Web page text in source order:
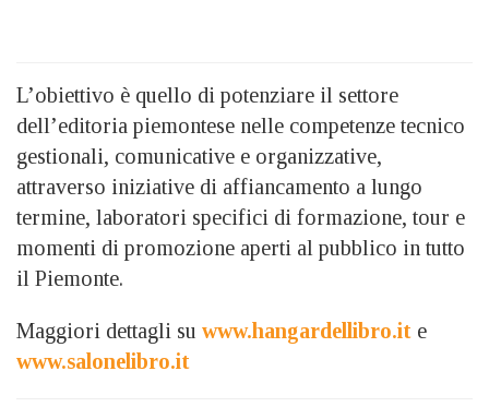
L’obiettivo è quello di potenziare il settore
dell’editoria piemontese nelle competenze tecnico
gestionali, comunicative e organizzative,
attraverso iniziative di affiancamento a lungo
termine, laboratori specifici di formazione, tour e
momenti di promozione aperti al pubblico in tutto
il Piemonte.
Maggiori dettagli su www.hangardellibro.it e
www.salonelibro.it